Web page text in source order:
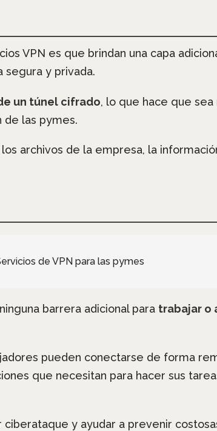
VPN es que brindan una capa
y privada.
un túnel cifrado, lo que hace que
de las pymes.
archivos de la empresa, la
barrera adicional para trabajar o
pueden conectarse de forma
que necesitan para hacer sus
y ayudar a prevenir